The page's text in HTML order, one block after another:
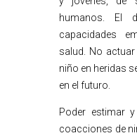
humanos. El
capacidades
salud. No
niño en heridas
en el futuro.
Poder estimar
coacciones de